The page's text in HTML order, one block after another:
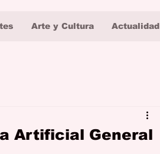
Arte y Cultura Actualidad
Artificial General